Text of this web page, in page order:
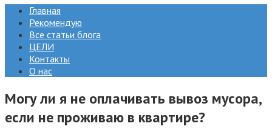
Главная
Рекомендую
Все статьи блога
ЦЕЛИ
Контакты
О нас
Могу ли я не оплачивать вывоз мусора,
если не проживаю в квартире?